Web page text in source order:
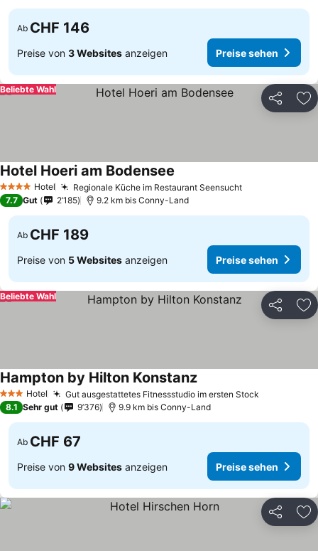
Ab CHF 146
Preise von 3 Websites anzeigen Preise sehen
Teilen
Beliebte Wahl
4 Sterne Hotel Regionale Küche im Restaurant SeensuchtPreise sehen
Hotel Hoeri am Bodensee
7.7 Gut 2’185 9.2 km bis Conny-Land
Ab CHF 189
Preise von 5 Websites anzeigen Preise sehen
Teilen
Beliebte Wahl
3 SterneHotel Gut ausgestattetes Fitnessstudio im ersten Stock
Hampton by Hilton KonstanzPreise sehen
8.1 Sehr gut 9’376 9.9 km bis Conny-Land
Ab CHF 67
Preise von 9 Websites anzeigen Preise sehen
Teilen